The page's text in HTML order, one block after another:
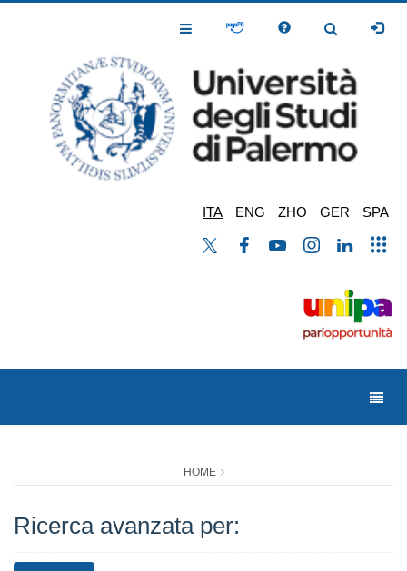
Toggle
Toggle
ITA ENG ZHO GER SPA
HOME
Ricerca avanzata per: